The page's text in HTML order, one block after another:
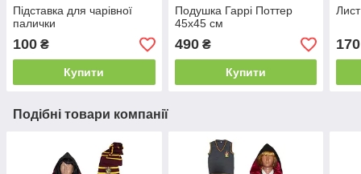
Підставка для чарівної
палички
100 ₴
Купити
Подушка Гаррі Поттер
45х45 см
490₴
Купити
Лист
170
Подібні товари компанії